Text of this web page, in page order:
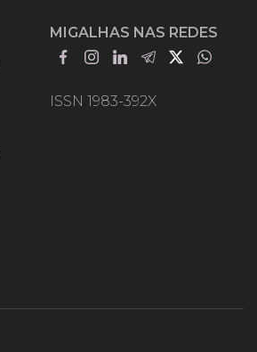
MIGALHAS NAS REDES
ISSN 1983-392X